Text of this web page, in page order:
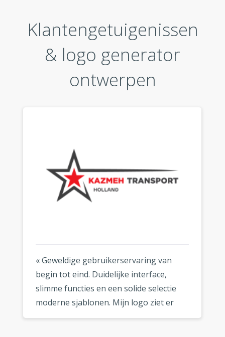
Klantengetuigenissen
& logo generator
ontwerpen
« Geweldige gebruikerservaring van
begin tot eind. Duidelijke interface,
slimme functies en een solide selectie
moderne sjablonen. Mijn logo ziet er
fantastisch uit, waar ik het ook gebruik.